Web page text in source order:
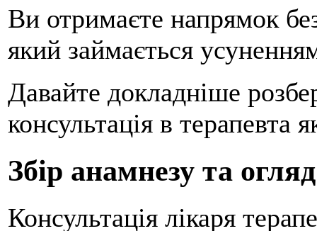
Ви отримаєте напрямок
який займається
Давайте докладніше
консультація в терапевта
Збір анамнезу та
Консультація лікаря